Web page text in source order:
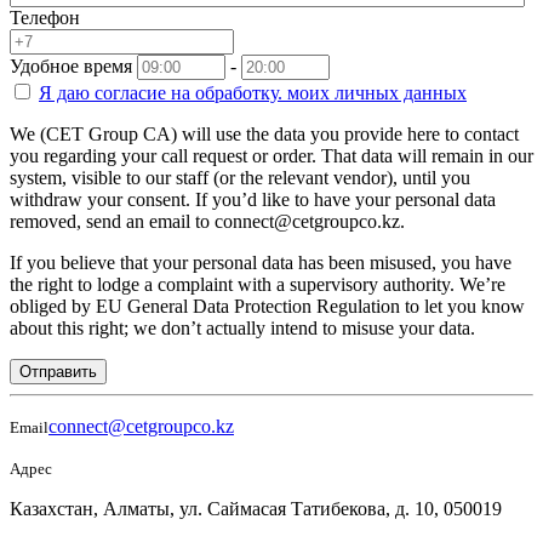
Телефон
Удобное время
-
Я даю согласие на обработку. моих личных данных
We (CET Group CA) will use the data you provide here to contact
you regarding your call request or order. That data will remain in our
system, visible to our staff (or the relevant vendor), until you
withdraw your consent. If you’d like to have your personal data
removed, send an email to connect@cetgroupco.kz.
If you believe that your personal data has been misused, you have
the right to lodge a complaint with a supervisory authority. We’re
obliged by EU General Data Protection Regulation to let you know
about this right; we don’t actually intend to misuse your data.
Отправить
Emailconnect@cetgroupco.kz
Адрес
Казахстан, Алматы, ул. Саймасая Татибекова, д. 10, 050019